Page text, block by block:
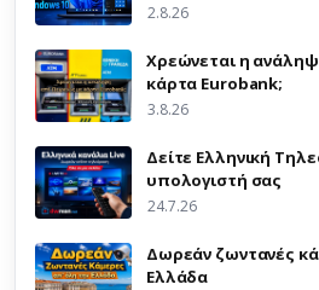
2.8.26
Χρεώνεται η
κάρτα Eurobank;
3.8.26
Δείτε Ελληνική
υπολογιστή σας
24.7.26
Δωρεάν ζωντανές
Ελλάδα